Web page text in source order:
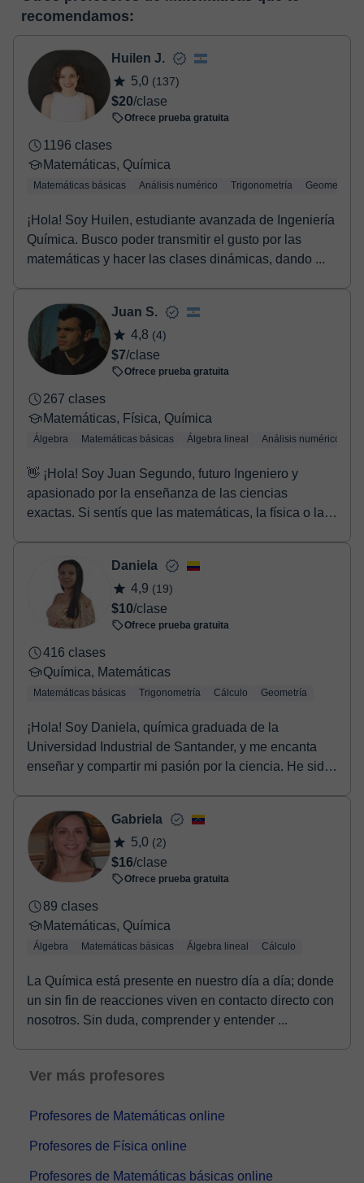
enlace puedes ver una demo del aula y conocerla: Ver aula
virtual
Tienes dos opciones para efectuar el pago:
- Tarjeta de crédito.
- Paypal.
Una vez realices el pago de la clase, recibirás un e-mail de
confirmación de la reserva.
recomendamos:
Huilen J.
5,0 (137)
$20/clase
Ofrece prueba gratuita
1196 clases
Matemáticas, Química
Matemáticas básicas Análisis numérico Trigonometría Geometría
¡Hola! Soy Huilen, estudiante avanzada de Ingeniería
Química. Busco poder transmitir el gusto por las
matemáticas y hacer las clases dinámicas, dando ...
Juan S.
4,8 (4)
$7/clase
Ofrece prueba gratuita
267 clases
Matemáticas, Física, Química
Álgebra Matemáticas básicas Álgebra lineal Análisis numérico
👋 ¡Hola! Soy Juan Segundo, futuro Ingeniero y
apasionado por la enseñanza de las ciencias
exactas. Si sentís que las matemáticas, la física o la
Daniela
4,9 (19)
$10/clase
Ofrece prueba gratuita
416 clases
Química, Matemáticas
Matemáticas básicas Trigonometría Cálculo Geometría
¡Hola! Soy Daniela, química graduada de la
Universidad Industrial de Santander, y me encanta
enseñar y compartir mi pasión por la ciencia. He sido
Gabriela
5,0 (2)
$16/clase
Ofrece prueba gratuita
89 clases
Matemáticas, Química
Álgebra Matemáticas básicas Álgebra lineal Cálculo
La Química está presente en nuestro día a día; donde
un sin fin de reacciones viven en contacto directo con
nosotros. Sin duda, comprender y entender ...
Ver más profesores
Profesores de Matemáticas online
Profesores de Física online
Profesores de Matemáticas básicas online